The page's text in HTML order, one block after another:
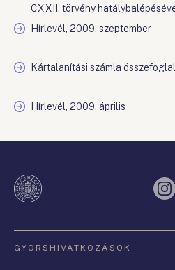
CXXII. törvény
Hírlevél, 2009. szeptember
Kártalanítási számla
Hírlevél, 2009. április
GYORSHIVATKOZÁSOK